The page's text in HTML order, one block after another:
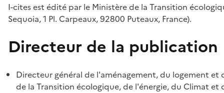
I-cites est édité par le Ministère de la Transition
Sequoia, 1 Pl. Carpeaux, 92800 Puteaux, France).
Directeur de la publication
Directeur général de l'aménagement, du logement
de la Transition écologique, de l'énergie, du Climat et